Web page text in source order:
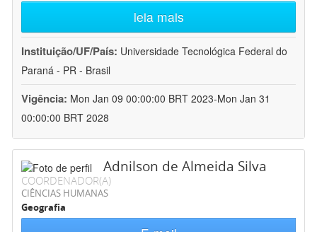
leia mais
Instituição/UF/País: Universidade Tecnológica Federal do
Paraná - PR - Brasil
Vigência: Mon Jan 09 00:00:00 BRT 2023-Mon Jan 31
00:00:00 BRT 2028
Adnilson de Almeida Silva
COORDENADOR(A)
CIÊNCIAS HUMANAS
Geografia